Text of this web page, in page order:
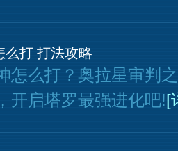
么打 打法攻略
怎么打？奥拉星审判
开启塔罗最强进化吧![